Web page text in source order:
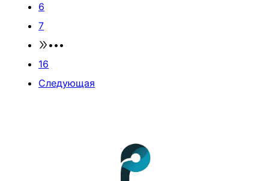
6
7
•••
16
Следующая